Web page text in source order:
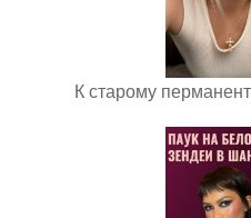
К старому